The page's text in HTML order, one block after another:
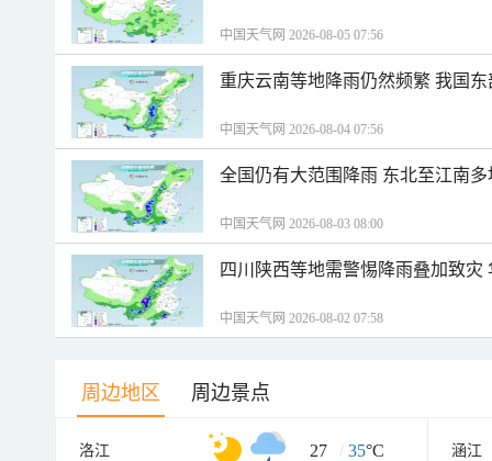
中国天气网 2026-08-05 07:56
重庆云南等地降雨仍然频繁 我国
中国天气网 2026-08-04 07:56
全国仍有大范围降雨 东北至江南
中国天气网 2026-08-03 08:00
四川陕西等地需警惕降雨叠加致
中国天气网 2026-08-02 07:58
周边地区 周边景点
洛江 27 / 35°C 涵江